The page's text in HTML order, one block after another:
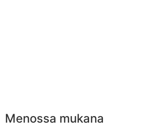
Menossa mukana